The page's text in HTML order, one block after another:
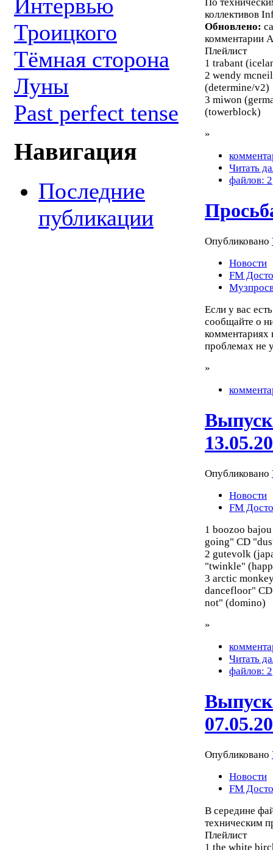
Интервью
Троицкого
Тёмная сторона
Луны
Past perfect tense
Навигация
Последние
публикации
коллективов
Обновлено:
комментарии
Плейлист
1 trabant
2 wendy
(determine/v2)
3 miwon
(towerblock)
»
Читать
файлов: 2
Опубликовано
Новости
FM
Если у вас
сообщайте о
комментариях
проблемах не
»
Опубликовано
Новости
FM
1 boozoo
going" CD
2 gutevolk
"twinkle"
3 arctic
dancefloor"
not" (domino)
»
Читать
файлов: 2
Опубликовано
Новости
FM
В середине
техническим
Плейлист
1 the white